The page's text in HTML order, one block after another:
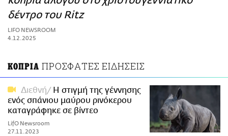
ΑΜΠΑ
PRINT
δέντρο του Ritz
LIFO NEWSROOM
4.12.2025
ΚΟΠΡΙΑ ΠΡΟΣΦΑΤΕΣ ΕΙΔΗΣΕΙΣ
Διεθνή
Η στιγμή της γέννησης
ενός σπάνιου μαύρου ρινόκερου
καταγράφηκε σε βίντεο
LifO Newsroom
27.11.2023